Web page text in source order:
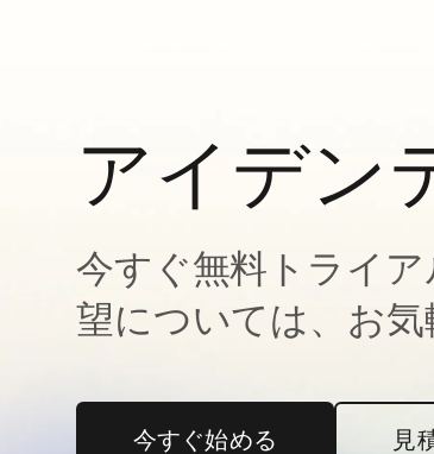
アイデン
今すぐ無料トライ
望については、お気
今すぐ始める新しいタブで開く 見